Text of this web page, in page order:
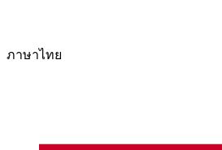
ภาษาไทย